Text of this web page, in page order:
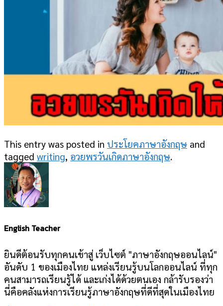
This entry was posted in ประโยคภาษาอังกฤษ and
tagged writing, อวยพรวันเกิดภาษาอังกฤษ.
English Teacher
ยินดีต้อนรับทุกคนเข้าสู่ เว็บไซต์ "ภาษาอังกฤษออนไลน์"
อันดับ 1 ของเมืองไทย แหล่งเรียนรู้บนโลกออนไลน์ ที่ทุก
คนสามารถเรียนรู้ได้ และเก่งได้ด้วยตนเอง กล้ารับรองว่า
นี่คือคลังแห่งการเรียนรู้ภาษาอังกฤษที่ดีที่สุดในเมืองไทย